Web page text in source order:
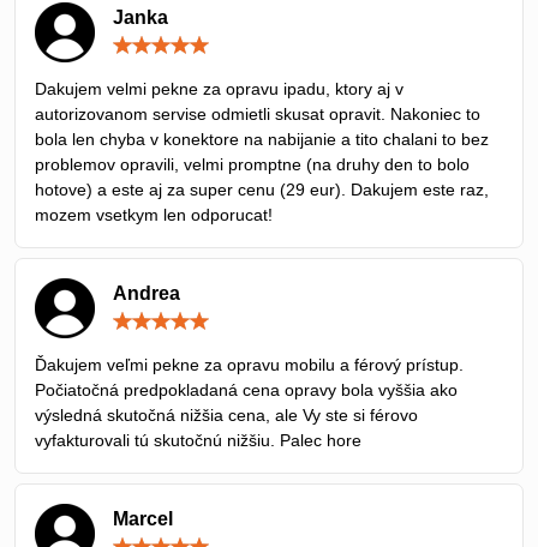
Janka
5
Dakujem velmi pekne za opravu ipadu, ktory aj v
autorizovanom servise odmietli skusat opravit. Nakoniec to
bola len chyba v konektore na nabijanie a tito chalani to bez
problemov opravili, velmi promptne (na druhy den to bolo
hotove) a este aj za super cenu (29 eur). Dakujem este raz,
mozem vsetkym len odporucat!
Andrea
5
Ďakujem veľmi pekne za opravu mobilu a férový prístup.
Počiatočná predpokladaná cena opravy bola vyššia ako
výsledná skutočná nižšia cena, ale Vy ste si férovo
vyfakturovali tú skutočnú nižšiu. Palec hore
Marcel